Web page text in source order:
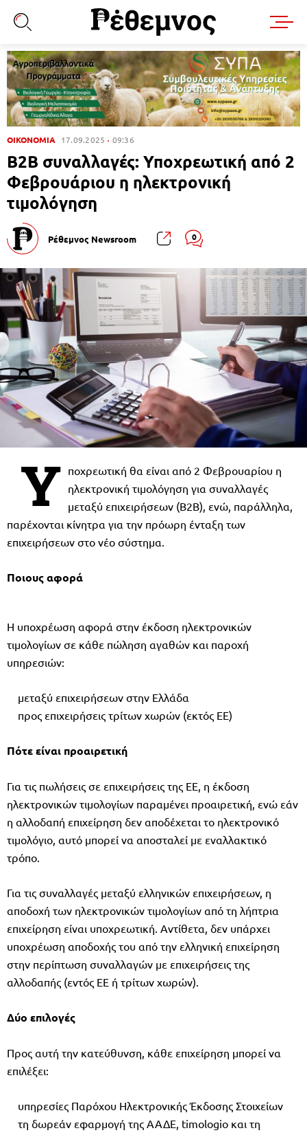
ΟΙΚΟΝΟΜΙΑ 17.09.2025 09:36
B2B συναλλαγές: Υποχρεωτική από 2
Φεβρουάριου η ηλεκτρονική
τιμολόγηση
Ρέθεμνος Newsroom 0
Υ ποχρεωτική θα είναι από 2 Φεβρουαρίου η
ηλεκτρονική τιμολόγηση για συναλλαγές
μεταξύ επιχειρήσεων (Β2Β), ενώ, παράλληλα,
παρέχονται κίνητρα για την πρόωρη ένταξη των
επιχειρήσεων στο νέο σύστημα.
Ποιους αφορά
Η υποχρέωση αφορά στην έκδοση ηλεκτρονικών
τιμολογίων σε κάθε πώληση αγαθών και παροχή
υπηρεσιών:
μεταξύ επιχειρήσεων στην Ελλάδα
προς επιχειρήσεις τρίτων χωρών (εκτός ΕΕ)
Πότε είναι προαιρετική
Για τις πωλήσεις σε επιχειρήσεις της ΕΕ, η έκδοση
ηλεκτρονικών τιμολογίων παραμένει προαιρετική, ενώ εάν
η αλλοδαπή επιχείρηση δεν αποδέχεται το ηλεκτρονικό
τιμολόγιο, αυτό μπορεί να αποσταλεί με εναλλακτικό
τρόπο.
Για τις συναλλαγές μεταξύ ελληνικών επιχειρήσεων, η
αποδοχή των ηλεκτρονικών τιμολογίων από τη λήπτρια
επιχείρηση είναι υποχρεωτική. Αντίθετα, δεν υπάρχει
υποχρέωση αποδοχής του από την ελληνική επιχείρηση
στην περίπτωση συναλλαγών με επιχειρήσεις της
αλλοδαπής (εντός ΕΕ ή τρίτων χωρών).
Δύο επιλογές
Προς αυτή την κατεύθυνση, κάθε επιχείρηση μπορεί να
επιλέξει:
υπηρεσίες Παρόχου Ηλεκτρονικής Έκδοσης Στοιχείων
τη δωρεάν εφαρμογή της ΑΑΔΕ, timologio και τη